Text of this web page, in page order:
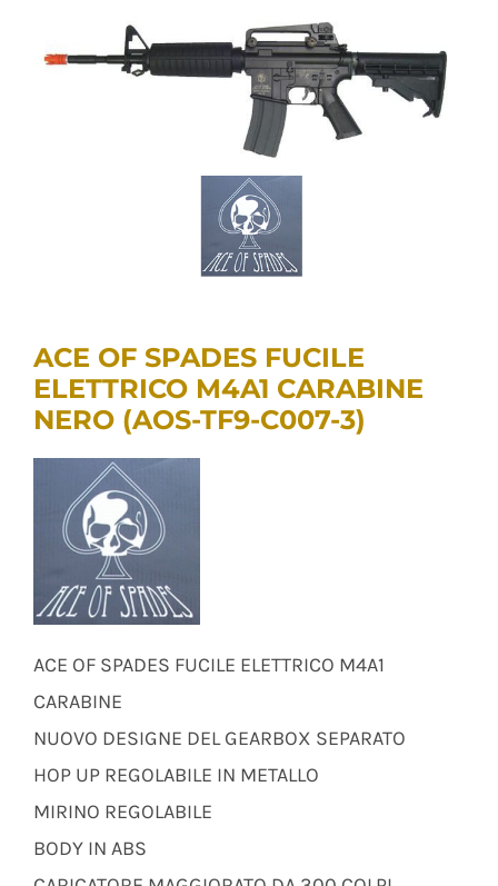
ACE OF SPADES FUCILE
ELETTRICO M4A1 CARABINE
NERO (AOS-TF9-C007-3)
ACE OF SPADES FUCILE ELETTRICO M4A1
CARABINE
NUOVO DESIGNE DEL GEARBOX SEPARATO
HOP UP REGOLABILE IN METALLO
MIRINO REGOLABILE
BODY IN ABS